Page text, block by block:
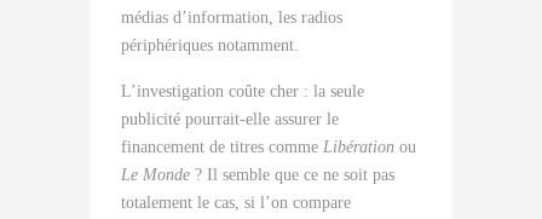
médias d’information, les radios
périphériques notamment.
L’investigation coûte cher : la seule
publicité pourrait-elle assurer le
financement de titres comme Libération ou
Le Monde ? Il semble que ce ne soit pas
totalement le cas, si l’on compare